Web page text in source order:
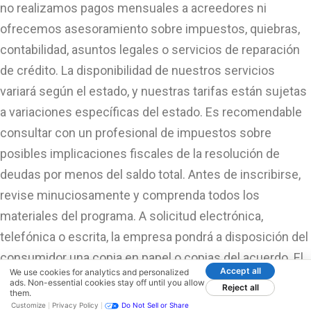
no realizamos pagos mensuales a acreedores ni
ofrecemos asesoramiento sobre impuestos, quiebras,
contabilidad, asuntos legales o servicios de reparación
de crédito. La disponibilidad de nuestros servicios
variará según el estado, y nuestras tarifas están sujetas
a variaciones específicas del estado. Es recomendable
consultar con un profesional de impuestos sobre
posibles implicaciones fiscales de la resolución de
deudas por menos del saldo total. Antes de inscribirse,
revise minuciosamente y comprenda todos los
materiales del programa. A solicitud electrónica,
telefónica o escrita, la empresa pondrá a disposición del
consumidor una copia en papel o copias del acuerdo. El
miembro administrador de CuraDebt Systems, LLC es
Eric Pemper; cualquier preocupación o consulta, por
We use cookies for analytics and personalized
ads. Non-essential cookies stay off until you allow
them.
Accept all
Reject all
Customize Privacy Policy Do Not Sell or Share